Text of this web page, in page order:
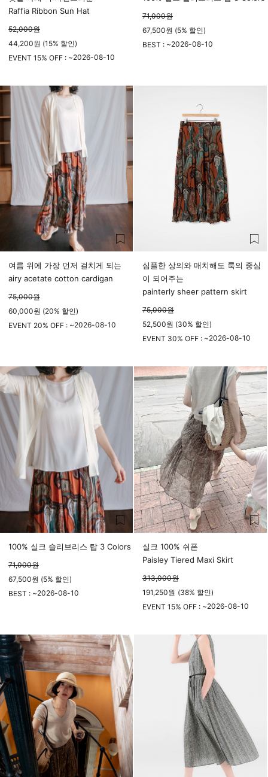
Raffia Ribbon Sun Hat
52,000원
44,200원 (15% 할인)
EVENT 15% OFF : ~2026-08-10
71,000원
67,500원 (5% 할인)
BEST : ~2026-08-10
여름 위에 가장 먼저 걸치게 되는
airy acetate cotton cardigan
75,000원
60,000원 (20% 할인)
EVENT 20% OFF : ~2026-08-10
심플한 상의와 매치해도 룩의 중심
이 되어주는
painterly sheer pattern skirt
75,000원
52,500원 (30% 할인)
EVENT 30% OFF : ~2026-08-10
100% 실크 슬리브리스 탑 3 Colors
71,000원
67,500원 (5% 할인)
BEST : ~2026-08-10
실크 100% 쉬폰
Paisley Tiered Maxi Skirt
313,000원
191,250원 (38% 할인)
EVENT 15% OFF : ~2026-08-10